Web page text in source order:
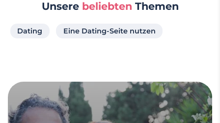
Unsere beliebten Themen
Dating Eine Dating-Seite nutzen